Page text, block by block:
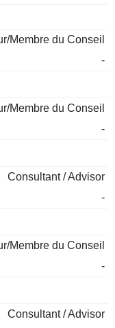
Membre du Conseil
-
Membre du Conseil
-
Consultant / Advisor
-
Membre du Conseil
-
Consultant / Advisor